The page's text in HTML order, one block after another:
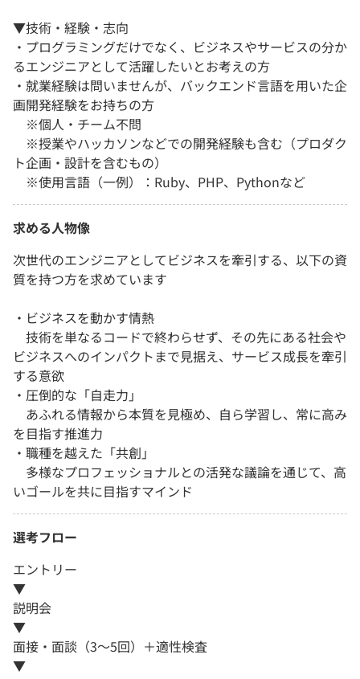
▼技術・経験・志向
・プログラミングだけでなく、ビジネスやサービスの分か
るエンジニアとして活躍したいとお考えの方
・就業経験は問いませんが、バックエンド言語を用いた企
画開発経験をお持ちの方
※個人・チーム不問
※授業やハッカソンなどでの開発経験も含む（プロダク
ト企画・設計を含むもの）
※使用言語（一例）：Ruby、PHP、Pythonなど
求める人物像
次世代のエンジニアとしてビジネスを牽引する、以下の資
質を持つ方を求めています
・ビジネスを動かす情熱
技術を単なるコードで終わらせず、その先にある社会や
ビジネスへのインパクトまで見据え、サービス成長を牽引
する意欲
・圧倒的な「自走力」
あふれる情報から本質を見極め、自ら学習し、常に高み
を目指す推進力
・職種を越えた「共創」
多様なプロフェッショナルとの活発な議論を通じて、高
いゴールを共に目指すマインド
選考フロー
エントリー
▼
説明会
▼
面接・面談（3～5回）＋適性検査
▼